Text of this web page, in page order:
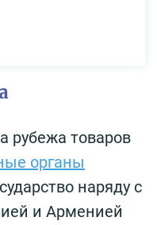
рубежа товаров
органы
наряду с
и Арменией